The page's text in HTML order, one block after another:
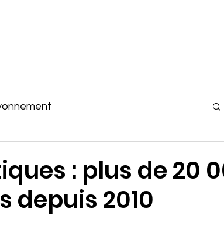
de recherche Philantropie
: plus de 20
2010